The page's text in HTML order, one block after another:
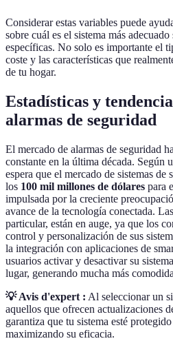
Considerar estas variables puede
sobre cuál es el sistema más
específicas. No solo es importante el
coste y las características que
de tu hogar.
Estadísticas y
alarmas de seguridad
El mercado de alarmas de seguridad
constante en la última década. Según
espera que el mercado de sistemas de
los 100 mil millones de dólares para
impulsada por la creciente
avance de la tecnología conectada.
particular, están en auge, ya que los
control y personalización de sus
la integración con aplicaciones de
usuarios activar y desactivar su
lugar, generando mucha más
💡 Avis d'expert : Al seleccionar un
aquellos que ofrecen actualizaciones
garantiza que tu sistema esté
maximizando su eficacia.